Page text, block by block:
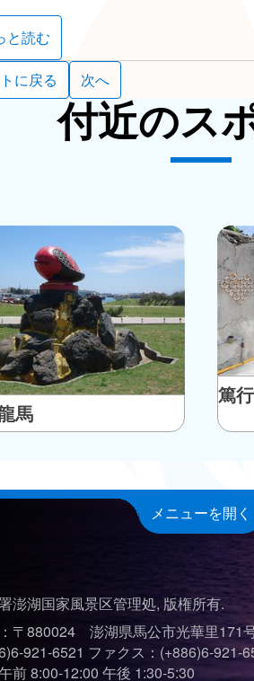
いう地名の由来になっています。こ
湖の人々における精神的なシンボル
徴的です。例えば、前殿（山川殿）
がおり、山川殿には廟の名前が書か
なり昔に建てられた廟なので、色あ
見ることができます。柱の上には獅
と読む
に戻る 次へ
付近のス
馬
篤
メニューを開く
澎湖国家風景区管理処, 版権所有.
〒880024 澎湖県馬公市光華里171
921-6521 ファクス：(+886)6-921-
前 8:00-12:00 午後 1:30-5:30